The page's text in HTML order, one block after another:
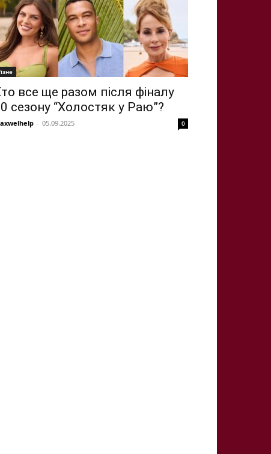
все ще разом після фіналу
сезону “Холостяк у Раю”?
- 05.09.2025 0